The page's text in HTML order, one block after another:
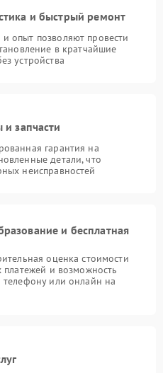
и быстрый ремонт
опыт позволяют провести
в кратчайшие
устройства
и запчасти
гарантия на
детали, что
неисправностей
и бесплатная
оценка стоимости
платежей и возможность
телефону или онлайн на